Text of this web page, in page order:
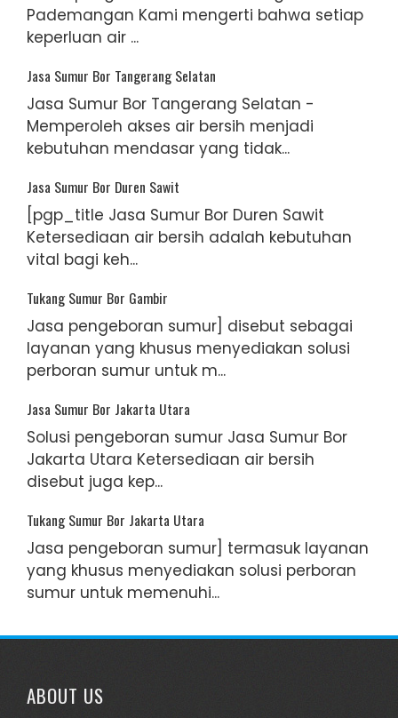
Pademangan Kami mengerti bahwa setiap
keperluan air ...
Jasa Sumur Bor Tangerang Selatan
Jasa Sumur Bor Tangerang Selatan -
Memperoleh akses air bersih menjadi
kebutuhan mendasar yang tidak...
Jasa Sumur Bor Duren Sawit
[pgp_title Jasa Sumur Bor Duren Sawit
Ketersediaan air bersih adalah kebutuhan
vital bagi keh...
Tukang Sumur Bor Gambir
Jasa pengeboran sumur] disebut sebagai
layanan yang khusus menyediakan solusi
perboran sumur untuk m...
Jasa Sumur Bor Jakarta Utara
Solusi pengeboran sumur Jasa Sumur Bor
Jakarta Utara Ketersediaan air bersih
disebut juga kep...
Tukang Sumur Bor Jakarta Utara
Jasa pengeboran sumur] termasuk layanan
yang khusus menyediakan solusi perboran
sumur untuk memenuhi...
ABOUT US